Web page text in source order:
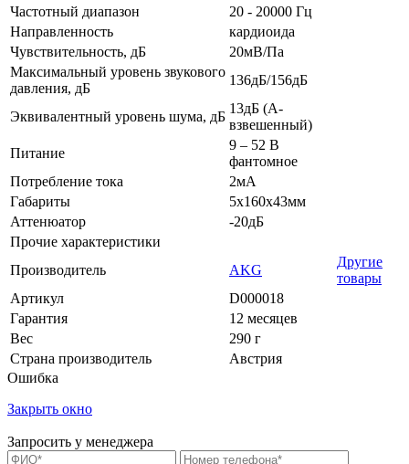
Частотный диапазон
20 - 20000 Гц
Направленность
кардиоида
Чувствительность, дБ
20мВ/Па
Максимальный уровень звукового
давления, дБ
136дБ/156дБ
Эквивалентный уровень шума, дБ
13дБ (A-
взвешенный)
Питание
9 – 52 В
фантомное
Потребление тока
2мА
Габариты
5х160х43мм
Аттенюатор
-20дБ
Прочие характеристики
Производитель
AKG
Другие
товары
Артикул
D000018
Гарантия
12 месяцев
Вес
290 г
Страна производитель
Австрия
Ошибка
Закрыть окно
Запросить у менеджера